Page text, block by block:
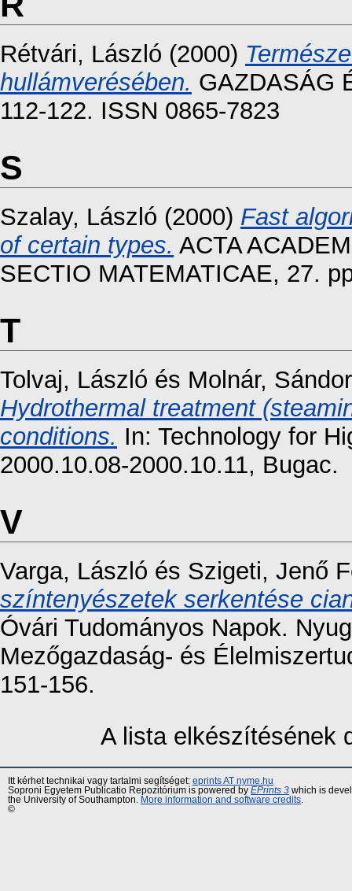
Rétvári, László (2000)
hullámverésében. GAZDASÁG
112-122. ISSN 0865-7823
S
Szalay, László (2000) Fast
of certain types. ACTA
SECTIO MATEMATICAE, 27.
T
Tolvaj, László és Molnár, Sándor
Hydrothermal treatment
conditions. In: Technology for
2000.10.08-2000.10.11, Bugac.
V
Varga, László és Szigeti, Jenő
színtenyészetek serkentése
Óvári Tudományos Napok.
Mezőgazdaság- és
151-156.
A lista elkészítésének
Itt kérhet technikai vagy tartalmi segítséget: eprints AT nyme.hu
Soproni Egyetem Publicatio Repozitórium is powered by EPrints 3 which is
the University of Southampton.
More information and software credits
©